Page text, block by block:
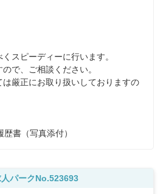
スピーディーに行います。
で、ご相談ください。
厳正にお取り扱いしておりますの
歴書（写真添付）
パークNo.523693